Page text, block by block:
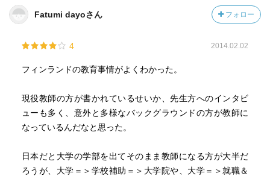
さんできるようにするのはいいことだった。
フィンランドは各自治体が自分の地域の構成員を作り上
げるという意識が強い。地域にはいろいろな職業人が必要
育てなくてはいけないのである。でないと将来自分たちが
生きていけなくなるから。
たぶん、フィンランドは賃金格差が小さいんではないか
や日本は格差があるから優秀な人材の就職先は一極集中に
なる。なんとかしてくれ。
Fatumi dayoさん フォロー
4 2014.02.02
フィンランドの教育事情がよくわかった。
現役教師の方が書かれているせいか、先生方へのインタビ
ューも多く、意外と多様なバックグラウンドの方が教師に
なっているんだなと思った。
日本だと大学の学部を出てそのまま教師になる方が大半だ
ろうが、大学＝＞学校補助＝＞大学院や、大学＝＞就職＆